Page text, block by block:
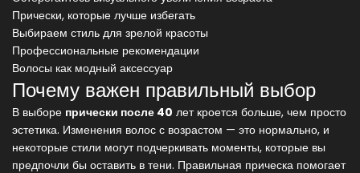
Прически, которые лучше избегать
Выбираем стиль для зрелой красоты
Профессиональные рекомендации
Волосы как модный аксессуар
Почему важен правильный выбор
В выборе прически после 40 лет кроется больше, чем просто
эстетика. Изменения волос с возрастом — это нормально, и
некоторые стили могут подчеркивать моменты, которые вы
предпочли бы оставить в тени. Правильная прическа помогает